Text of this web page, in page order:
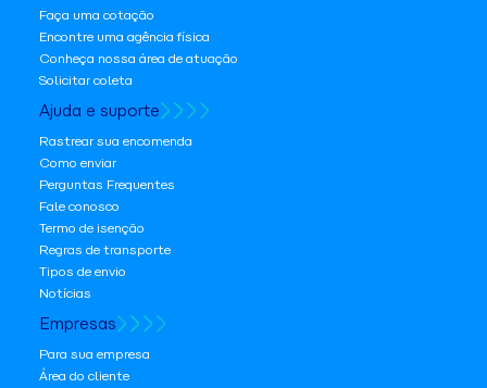
Faça uma cotação
Encontre uma agência física
Conheça nossa área de atuação
Solicitar coleta
Ajuda e suporte
Rastrear sua encomenda
Como enviar
Perguntas Frequentes
Fale conosco
Termo de isenção
Regras de transporte
Tipos de envio
Notícias
Empresas
Para sua empresa
Área do cliente